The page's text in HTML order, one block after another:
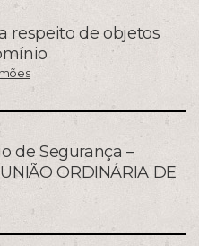
respeito de objetos
de Segurança –
ORDINÁRIA DE